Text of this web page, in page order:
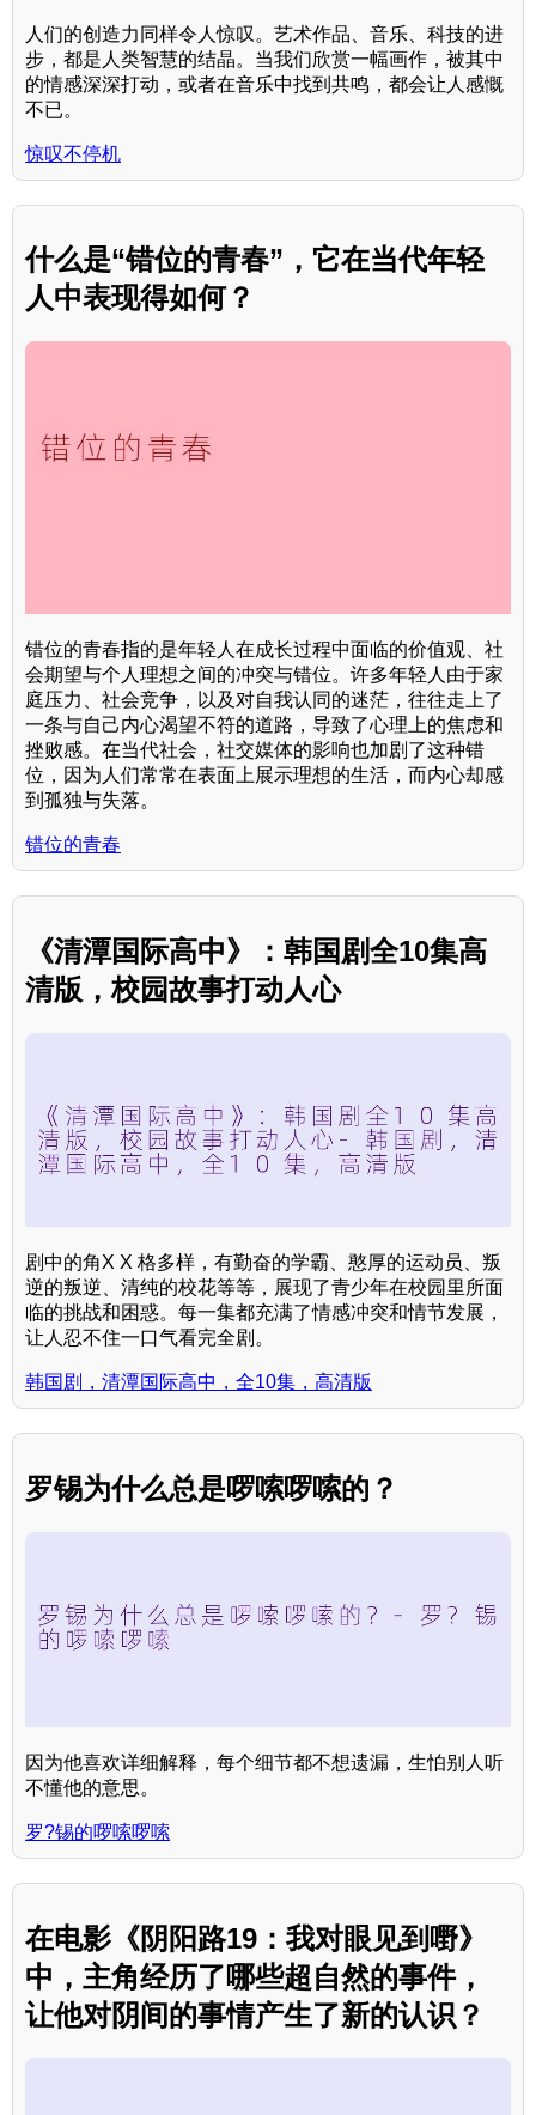
人们的创造力同样令人惊叹。艺术作品、音乐、科技的进
步，都是人类智慧的结晶。当我们欣赏一幅画作，被其中
的情感深深打动，或者在音乐中找到共鸣，都会让人感慨
不已。
惊叹不停机
什么是“错位的青春”，它在当代年轻
人中表现得如何？
错位的青春指的是年轻人在成长过程中面临的价值观、社
会期望与个人理想之间的冲突与错位。许多年轻人由于家
庭压力、社会竞争，以及对自我认同的迷茫，往往走上了
一条与自己内心渴望不符的道路，导致了心理上的焦虑和
挫败感。在当代社会，社交媒体的影响也加剧了这种错
位，因为人们常常在表面上展示理想的生活，而内心却感
到孤独与失落。
错位的青春
《清潭国际高中》：韩国剧全10集高
清版，校园故事打动人心
剧中的角X X 格多样，有勤奋的学霸、憨厚的运动员、叛
逆的叛逆、清纯的校花等等，展现了青少年在校园里所面
临的挑战和困惑。每一集都充满了情感冲突和情节发展，
让人忍不住一口气看完全剧。
韩国剧，清潭国际高中，全10集，高清版
罗锡为什么总是啰嗦啰嗦的？
因为他喜欢详细解释，每个细节都不想遗漏，生怕别人听
不懂他的意思。
罗?锡的啰嗦啰嗦
在电影《阴阳路19：我对眼见到嘢》
中，主角经历了哪些超自然的事件，
让他对阴间的事情产生了新的认识？